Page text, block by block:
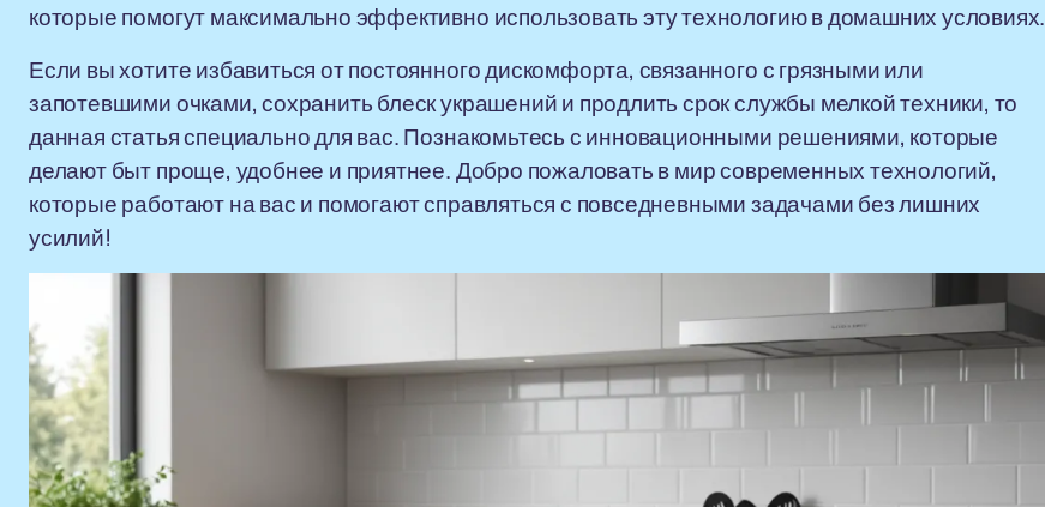
которые помогут максимально эффективно использовать эту технологию в домашних условиях.
Если вы хотите избавиться от постоянного дискомфорта, связанного с грязными или
запотевшими очками, сохранить блеск украшений и продлить срок службы мелкой техники, то
данная статья специально для вас. Познакомьтесь с инновационными решениями, которые
делают быт проще, удобнее и приятнее. Добро пожаловать в мир современных технологий,
которые работают на вас и помогают справляться с повседневными задачами без лишних
усилий!